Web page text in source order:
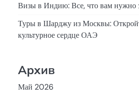
Визы в Индию: Все, что вам нужно
Туры в Шарджу из Москвы:
культурное сердце ОАЭ
Архив
Май 2026